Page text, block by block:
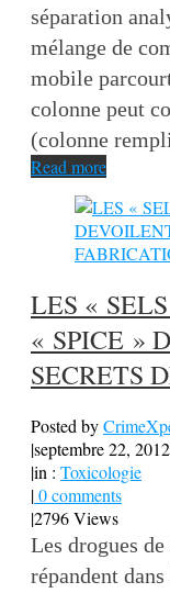
séparation
mélange de
mobile
colonne peut
(colonne
Read more
LES «
« SPICE »
SECRETS
Posted by
|septembre 22, 2012
|in : Toxicologie
|0 comments
|2796 Views
Les drogues
répandent